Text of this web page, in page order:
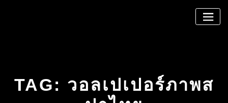
TAG: วอลเปเปอร์ภาพส